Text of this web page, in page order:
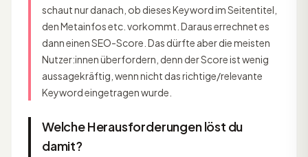
schaut nur danach, ob dieses Keyword im Seitentitel,
den Metainfos etc. vorkommt. Daraus errechnet es
dann einen SEO-Score. Das dürfte aber die meisten
Nutzer:innen überfordern, denn der Score ist wenig
aussagekräftig, wenn nicht das richtige/relevante
Keyword eingetragen wurde.
Welche Herausforderungen löst du
damit?